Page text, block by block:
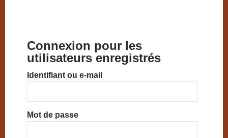
Connexion pour les
utilisateurs enregistrés
Identifiant ou e-mail
Mot de passe